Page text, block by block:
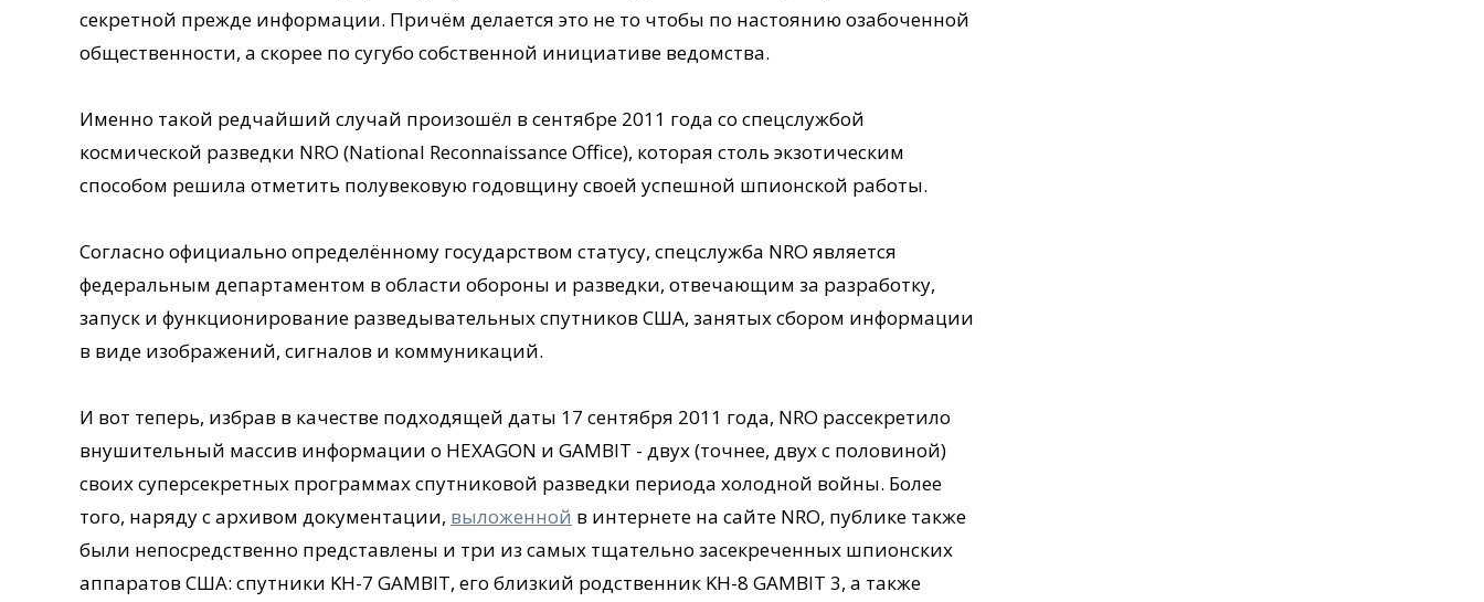
секретной прежде информации. Причём делается это не то чтобы по настоянию озабоченной
общественности, а скорее по сугубо собственной инициативе ведомства.
Именно такой редчайший случай произошёл в сентябре 2011 года со спецслужбой
космической разведки NRO (National Reconnaissance Office), которая столь экзотическим
способом решила отметить полувековую годовщину своей успешной шпионской работы.
Согласно официально определённому государством статусу, спецслужба NRO является
федеральным департаментом в области обороны и разведки, отвечающим за разработку,
запуск и функционирование разведывательных спутников США, занятых сбором информации
в виде изображений, сигналов и коммуникаций.
И вот теперь, избрав в качестве подходящей даты 17 сентября 2011 года, NRO рассекретило
внушительный массив информации о HEXAGON и GAMBIT - двух (точнее, двух с половиной)
своих суперсекретных программах спутниковой разведки периода холодной войны. Более
того, наряду с архивом документации, выложенной в интернете на сайте NRO, публике также
были непосредственно представлены и три из самых тщательно засекреченных шпионских
аппаратов США: спутники KH-7 GAMBIT, его близкий родственник KH-8 GAMBIT 3, а также